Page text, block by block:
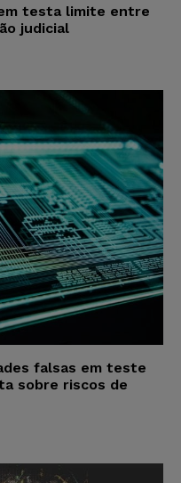
testa limite entre
judicial
falsas em teste
sobre riscos de